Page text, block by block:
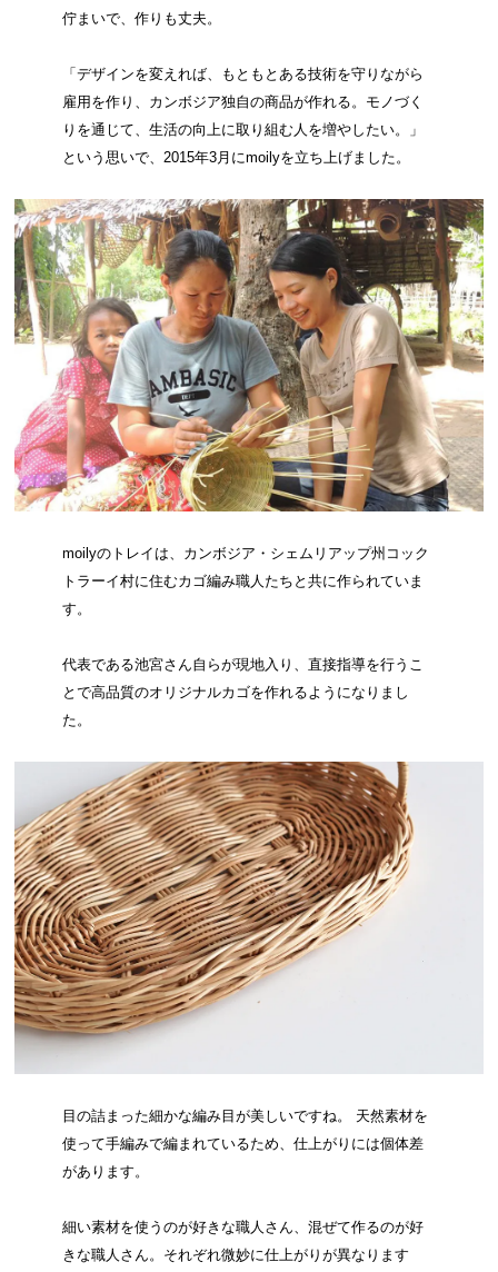
佇まいで、作りも丈夫。
「デザインを変えれば、もともとある技術を守りながら
雇用を作り、カンボジア独自の商品が作れる。モノづく
りを通じて、生活の向上に取り組む人を増やしたい。」
という思いで、2015年3月にmoilyを立ち上げました。
moilyのトレイは、カンボジア・シェムリアップ州コック
トラーイ村に住むカゴ編み職人たちと共に作られていま
す。
代表である池宮さん自らが現地入り、直接指導を行うこ
とで高品質のオリジナルカゴを作れるようになりまし
た。
目の詰まった細かな編み目が美しいですね。 天然素材を
使って手編みで編まれているため、仕上がりには個体差
があります。
細い素材を使うのが好きな職人さん、混ぜて作るのが好
きな職人さん。それぞれ微妙に仕上がりが異なります